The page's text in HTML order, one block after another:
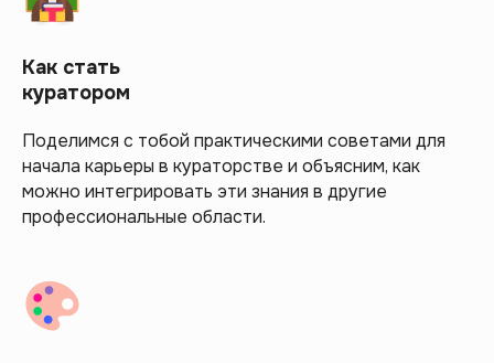
Как стать
куратором
Поделимся с тобой практическими советами для
начала карьеры в кураторстве и объясним, как
можно интегрировать эти знания в другие
профессиональные области.